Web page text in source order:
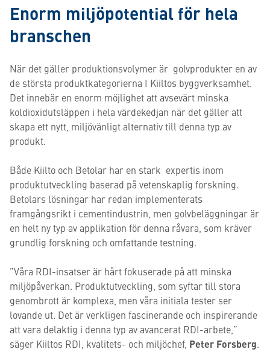
Enorm miljöpotential för hela
branschen
När det gäller produktionsvolymer är golvprodukter en av
de största produktkategorierna I Kiiltos byggverksamhet.
Det innebär en enorm möjlighet att avsevärt minska
koldioxidutsläppen i hela värdekedjan när det gäller att
skapa ett nytt, miljövänligt alternativ till denna typ av
produkt.
Både Kiilto och Betolar har en stark expertis inom
produktutveckling baserad på vetenskaplig forskning.
Betolars lösningar har redan implementerats
framgångsrikt i cementindustrin, men golvbeläggningar är
en helt ny typ av applikation för denna råvara, som kräver
grundlig forskning och omfattande testning.
”Våra RDI-insatser är hårt fokuserade på att minska
miljöpåverkan. Produktutveckling, som syftar till stora
genombrott är komplexa, men våra initiala tester ser
lovande ut. Det är verkligen fascinerande och inspirerande
att vara delaktig i denna typ av avancerat RDI-arbete,”
säger Kiiltos RDI, kvalitets- och miljöchef, Peter Forsberg.